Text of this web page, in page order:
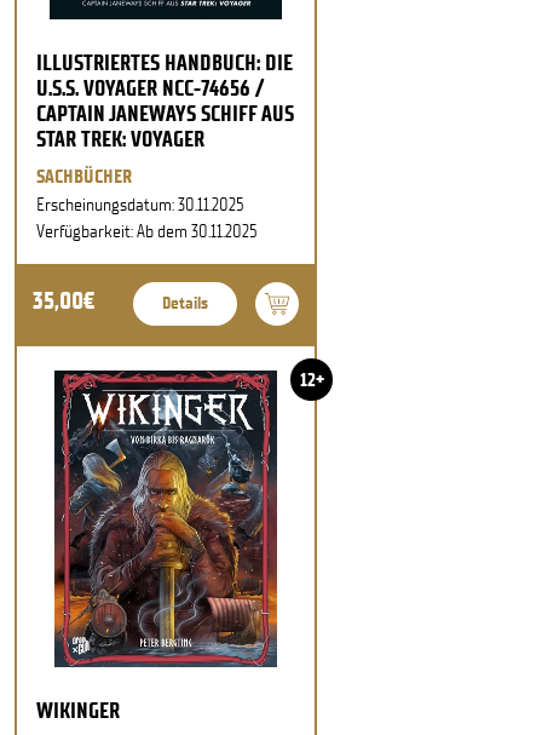
ILLUSTRIERTES HANDBUCH: DIE
U.S.S. VOYAGER NCC-74656 /
CAPTAIN JANEWAYS SCHIFF AUS
STAR TREK: VOYAGER
SACHBÜCHER
Erscheinungsdatum: 30.11.2025
Verfügbarkeit: Ab dem 30.11.2025
35,00€ Details
12+
WIKINGER